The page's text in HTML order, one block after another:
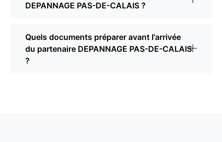
DEPANNAGE PAS-DE-CALAIS ?
Quels documents préparer avant l'arrivée
du partenaire DEPANNAGE PAS-DE-CALAIS
?